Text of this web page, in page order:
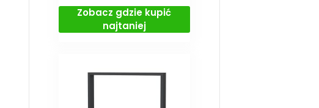
Zobacz gdzie kupić
najtaniej